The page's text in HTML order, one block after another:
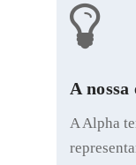
A
A Alpha